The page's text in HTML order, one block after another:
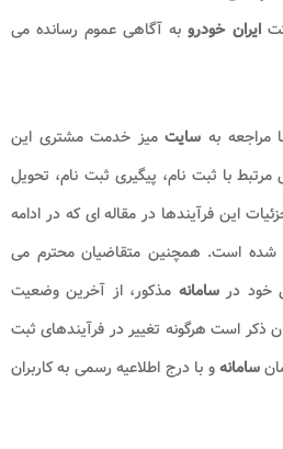
ایران خودرو به آگاهی عموم رسانده می
مراجعه به سایتمیز خدمت مشتری این
مرتبط با ثبت نام، پیگیری ثبت نام، تحویل
این فرآیندها در مقاله ای که در ادامه
است. همچنین متقاضیان محترم می
خود درسامانه مذکور، از آخرین وضعیت
ذکر است هرگونه تغییر در فرآیندهای ثبت
سامانهو با درج اطلاعیه رسمی به کاربران